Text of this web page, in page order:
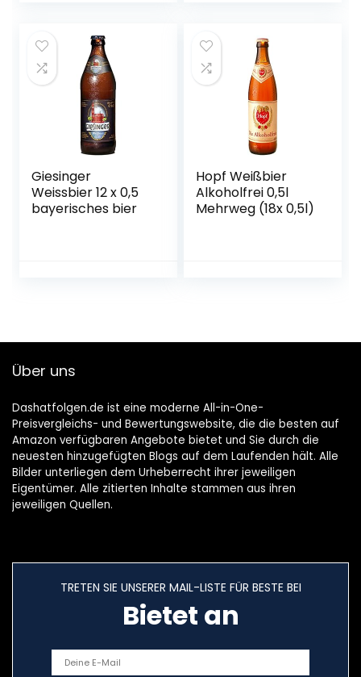
Giesinger
Weissbier 12 x 0,5
bayerisches bier
Hopf Weißbier
Alkoholfrei 0,5l
Mehrweg (18x 0,5l)
Über uns
Dashatfolgen.de ist eine moderne All-in-One-
Preisvergleichs- und Bewertungswebsite, die die besten auf
Amazon verfügbaren Angebote bietet und Sie durch die
neuesten hinzugefügten Blogs auf dem Laufenden hält. Alle
Bilder unterliegen dem Urheberrecht ihrer jeweiligen
Eigentümer. Alle zitierten Inhalte stammen aus ihren
jeweiligen Quellen.
TRETEN SIE UNSERER MAIL-LISTE FÜR BESTE BEI
Bietet an